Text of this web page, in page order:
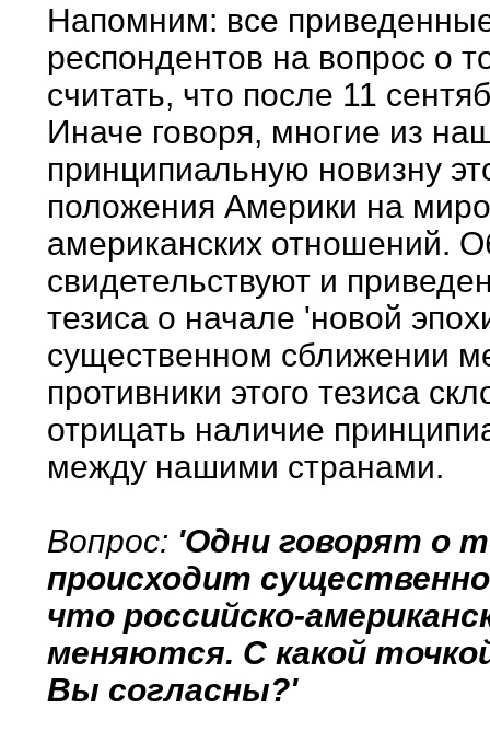
Напомним: все
респондентов на вопрос о
считать, что после 11
Иначе говоря, многие из
принципиальную новизну
положения Америки на
американских отношений.
свидетельствуют и
тезиса о начале 'новой
существенном сближении
противники этого тезиса
отрицать наличие
между нашими странами.
Вопрос: 'Одни говорят о
происходит
что российско-
меняются. С какой
Вы согласны?'